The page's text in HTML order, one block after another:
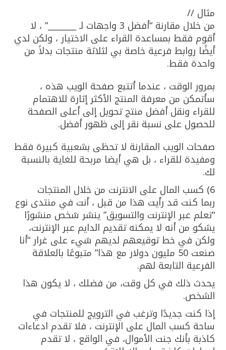
مثال //
من خلال مقارنة “أفضل 3 واجهات لـ _______” ، لا
أقوم فقط بمساعدة القراء على الاختيار ، ولكن لدي
أيضًا روابط فرعية خاصة بي لثلاثة منتجات بدلاً من
واحدة فقط.
بمرور الوقت ، عندما أتتبع صفحة الويب هذه ،
سأتمكن من معرفة المنتج الأكثر إثارة للاهتمام
للقراء ونقل أفضل منتج تحويل إلى أعلى الصفحة
للحصول على نسبة نقر إلى ظهور أفضل.
صفحات الويب المقارنة لا تحظى بشعبية كبيرة فقط
ومفيدة للقراء ، بل هي أيضا مربحة للغاية بالنسبة
لك.
6) كسب المال على الانترنت من خلال المنتجات
ربما كنت قد رأيت هذا من قبل ، أنت في منتدى نوع
“تعلم عبر الإنترنت والتسويق” ينشر شخص منشورًا
يشكو من أنه لا يمكنه تقديم الدايم عبر الإنترنت،
ولكن في خط توقيعهم لديهم شيء على غرار “أنا
صنعت 50 مليون دولار مع هذا” متبوعًا بالعلاقة
الفرعية التابعة لهم.
يحدث ذلك في كل وقت، من فضلك ، لا يكون هذا
الشخص.
إذا كنت جديدًا وترغب في الترويج للمنتجات في
ساحة كسب المال على الإنترنت ، فلا تقدم ادعاءات
كاذبة بأنك جنت الأموال، في الواقع ، لا تقدم